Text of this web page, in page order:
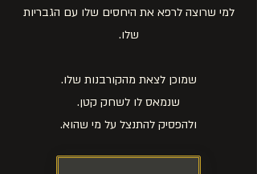
למי שרוצה לרפא את היחסים שלו עם הגבריות
שלו.
שמוכן לצאת מהקורבנות שלו.
שנמאס לו לשחק קטן.
ולהפסיק להתנצל על מי שהוא.